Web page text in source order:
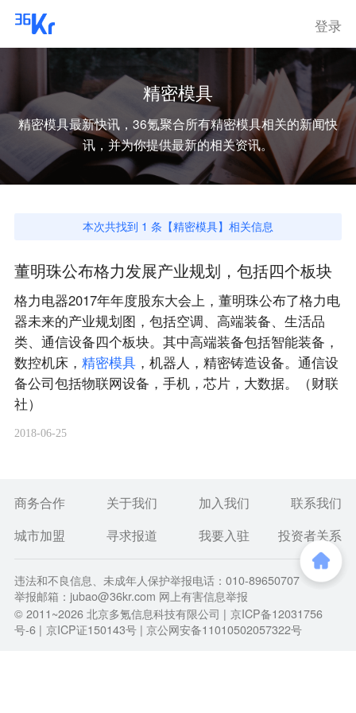
登录
精密模具
精密模具最新快讯，36氪聚合所有精密模具相关的新闻快
讯，并为你提供最新的相关资讯。
本次共找到 1 条【精密模具】相关信息
董明珠公布格力发展产业规划，包括四个板块
格力电器2017年年度股东大会上，董明珠公布了格力电
器未来的产业规划图，包括空调、高端装备、生活品
类、通信设备四个板块。其中高端装备包括智能装备，
数控机床， 精密模具，机器人，精密铸造设备。通信设
备公司包括物联网设备，手机，芯片，大数据。（财联
社）
2018-06-25
商务合作 关于我们 加入我们
联系我们
城市加盟
寻求报道 我要入驻 投资者关系
违法和不良信息、未成年人保护举报电话：010-89650707
举报邮箱：jubao@36kr.com 网上有害信息举报
© 2011~2026北京多氪信息科技有限公司 | 京ICP备12031756
号-6 | 京ICP证150143号 | 京公网安备11010502057322号